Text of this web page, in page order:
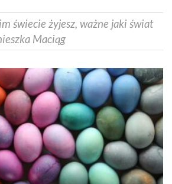
świecie żyjesz, ważne jaki świat
Maciąg